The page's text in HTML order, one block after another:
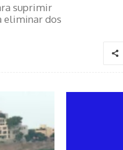
suprimir
eliminar dos